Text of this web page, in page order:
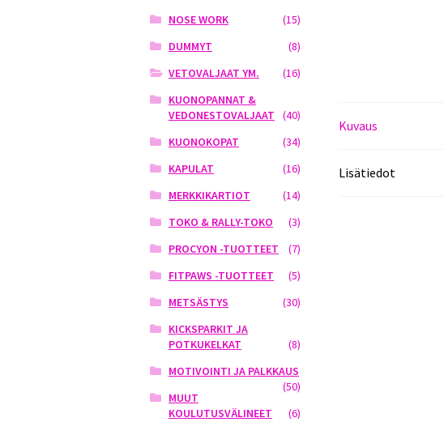
Kuvaus
Lisätiedot
NOSE WORK
(15)
DUMMYT
(8)
VETOVALJAAT YM.
(16)
KUONOPANNAT &
VEDONESTOVALJAAT
(40)
KUONOKOPAT
(34)
KAPULAT
(16)
MERKKIKARTIOT
(14)
TOKO & RALLY-TOKO
(3)
PROCYON -TUOTTEET
(7)
FITPAWS -TUOTTEET
(5)
METSÄSTYS
(30)
KICKSPARKIT JA
POTKUKELKAT
(8)
MOTIVOINTI JA PALKKAUS
(50)
MUUT
KOULUTUSVÄLINEET
(6)